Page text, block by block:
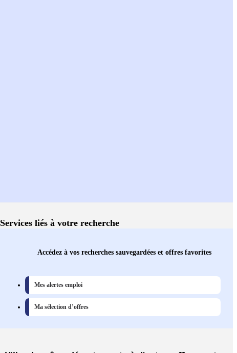
Services liés à votre recherche
Accédez à vos recherches sauvegardées et offres favorites
Mes alertes emploi
Ma sélection d’offres